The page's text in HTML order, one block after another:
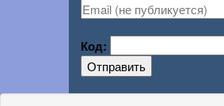
Код:
Отправить